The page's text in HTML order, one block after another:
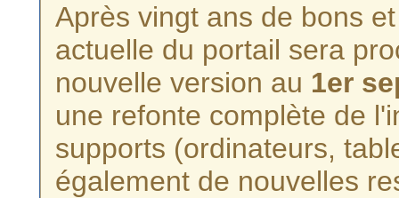
Après vingt ans de bons
actuelle du portail sera
nouvelle version au 1er
une refonte complète de
supports (ordinateurs,
également de nouvelles